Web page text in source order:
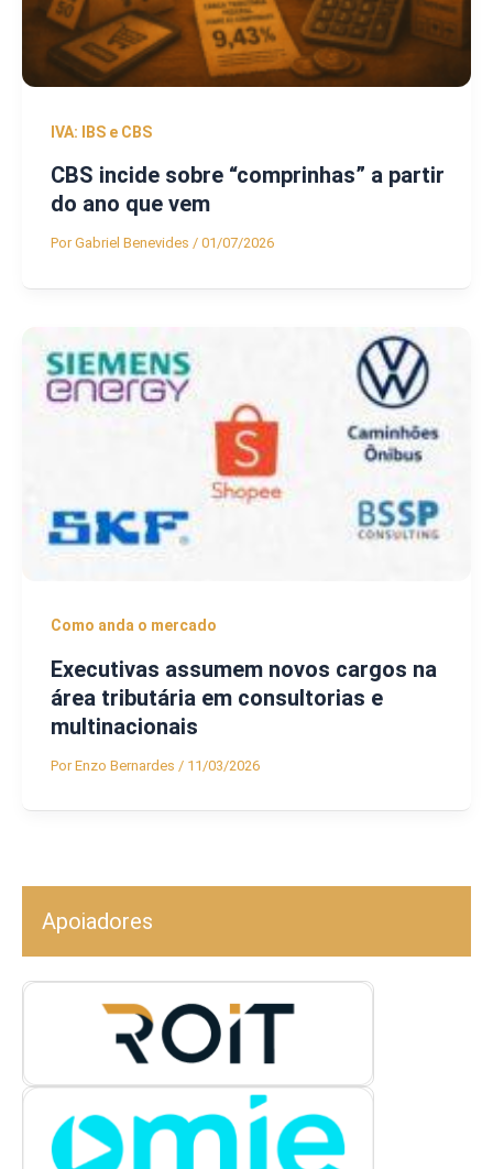
IVA: IBS e CBS
CBS incide sobre “comprinhas” a partir
do ano que vem
PorGabriel Benevides / 01/07/2026
Como anda o mercado
Executivas assumem novos cargos na
área tributária em consultorias e
multinacionais
PorEnzo Bernardes / 11/03/2026
Apoiadores